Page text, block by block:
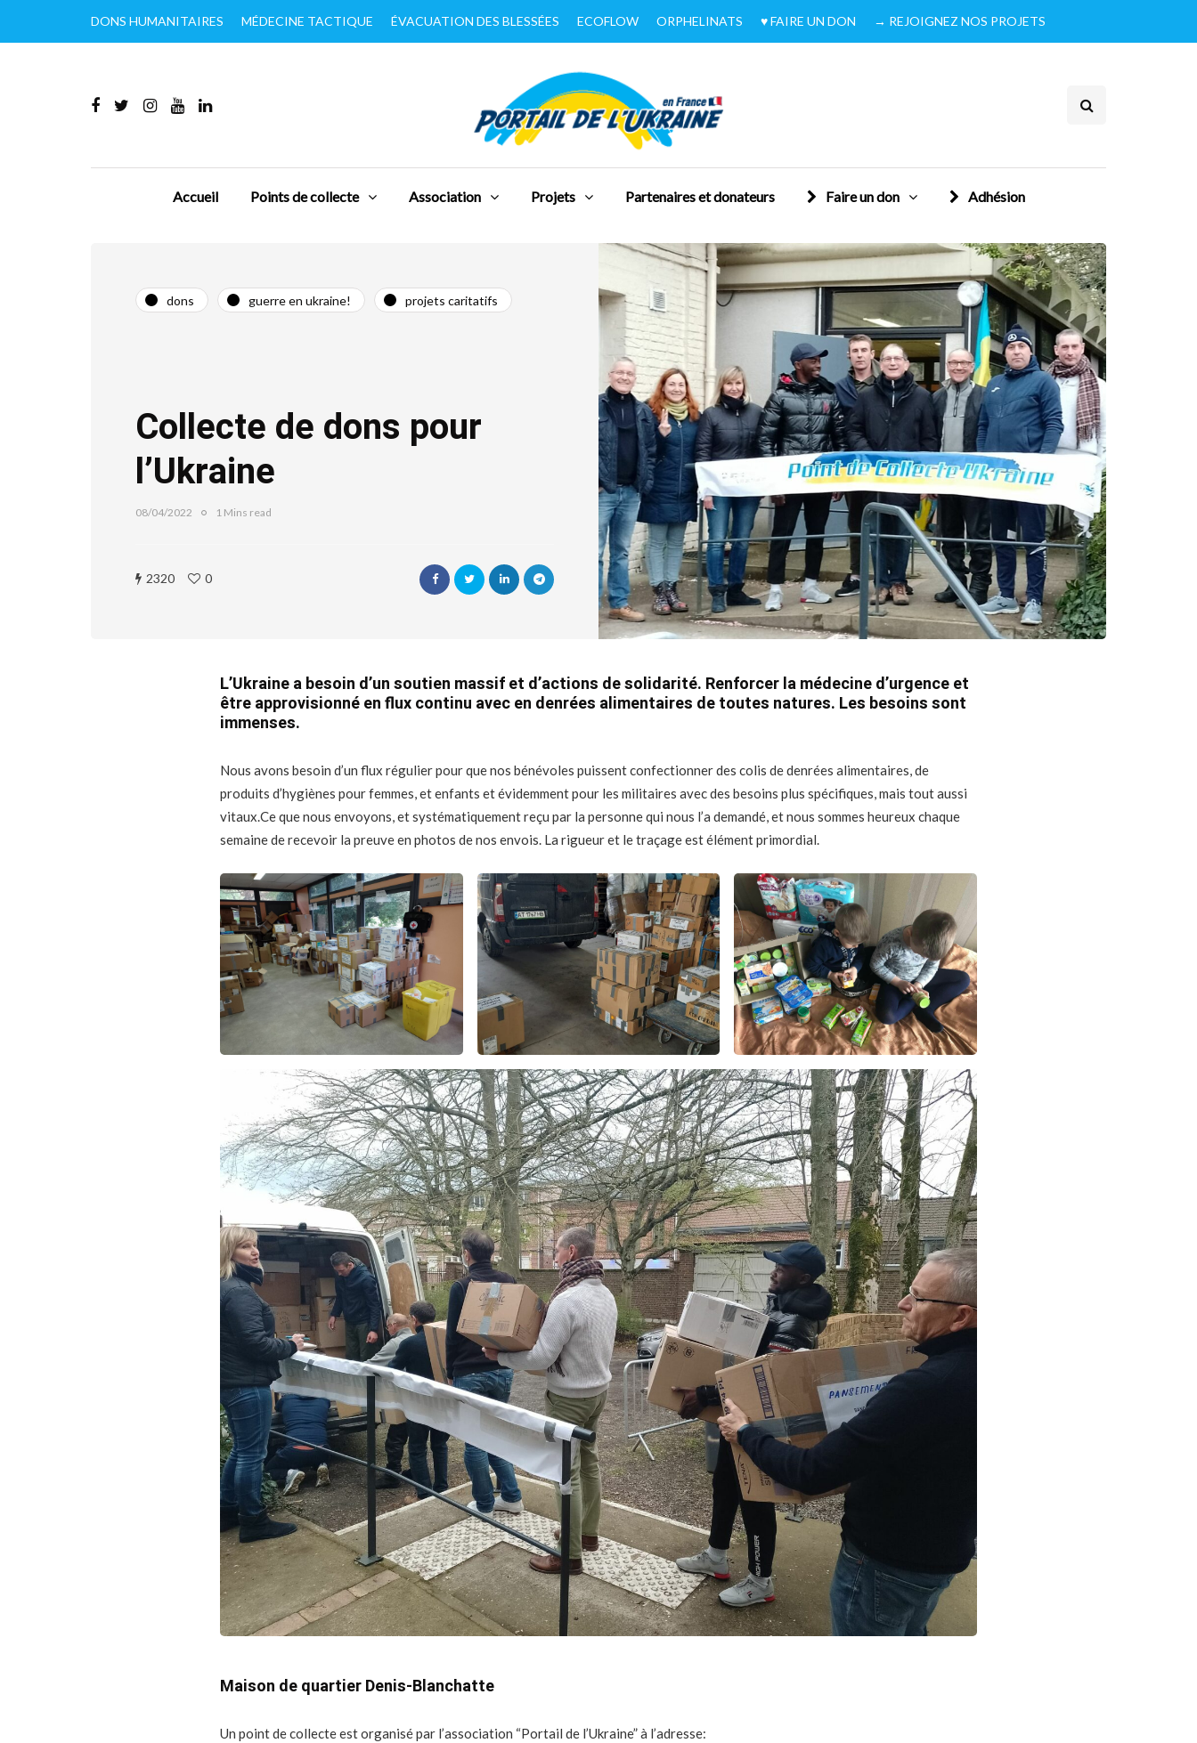
DONS HUMANITAIRES MÉDECINE TACTIQUE ÉVACUATION DES BLESSÉES ECOFLOW ORPHELINATS ♥︎ FAIRE UN DON → REJOIGNEZ NOS PROJETS
Accueil Points de collecte Association Projets Partenaires et donateurs Adhésion
Faire un don
dons guerre en ukraine! projets caritatifs
Collecte de dons pour
l’Ukraine
08/04/2022 1 Mins read
2320 0
L’Ukraine a besoin d’un soutien massif et d’actions de solidarité. Renforcer la médecine d’urgence et
être approvisionné en flux continu avec en denrées alimentaires de toutes natures. Les besoins sont
immenses.
Nous avons besoin d’un flux régulier pour que nos bénévoles puissent confectionner des colis de denrées alimentaires, de
produits d’hygiènes pour femmes, et enfants et évidemment pour les militaires avec des besoins plus spécifiques, mais tout aussi
vitaux.Ce que nous envoyons, et systématiquement reçu par la personne qui nous l’a demandé, et nous sommes heureux chaque
semaine de recevoir la preuve en photos de nos envois. La rigueur et le traçage est élément primordial.
Maison de quartier Denis-Blanchatte
Un point de collecte est organisé par l’association “Portail de l’Ukraine” à l’adresse: